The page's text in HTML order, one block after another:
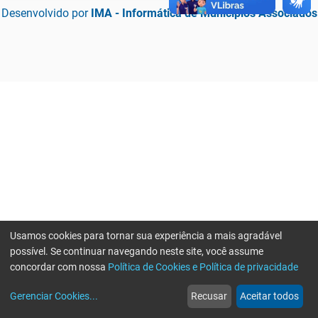
Desenvolvido por IMA - Informática de Municípios Associados
web
Notícias
more_horiz
Mais
Usamos cookies para tornar sua experiência a mais agradável
possível. Se continuar navegando neste site, você assume
concordar com nossa Política de Cookies e Política de privacidade
Gerenciar Cookies... Recusar Aceitar todos
Erro ao enviar informações, por favor tente novamente